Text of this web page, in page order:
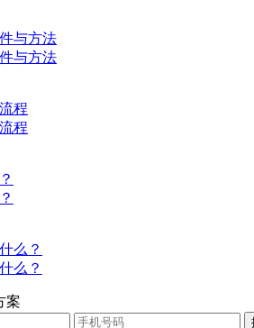
与方法
与方法
程
程
么？
么？
案